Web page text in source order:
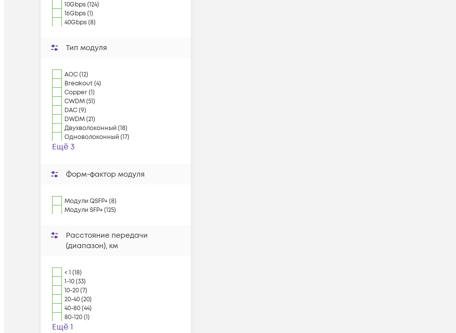
10Gbps (124)
16Gbps (1)
40Gbps (8)
Тип модуля
AOC (12)
Breakout (4)
Copper (1)
CWDM (51)
DAC (9)
DWDM (21)
Двухволоконный (18)
Одноволоконный (17)
Ещё 3
Форм-фактор модуля
Модули QSFP+ (8)
Модули SFP+ (125)
Расстояние передачи
(диапазон), км
< 1 (18)
1-10 (33)
10-20 (7)
20-40 (20)
40-80 (44)
80-120 (1)
Ещё 1